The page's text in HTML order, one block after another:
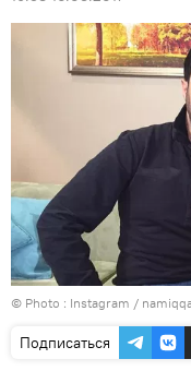
© Photo : Instagram /
Подписаться